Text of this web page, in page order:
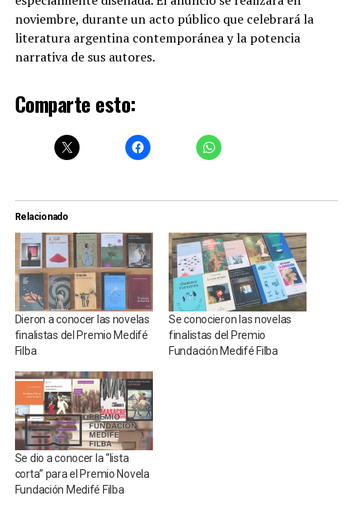
noviembre, durante un acto público que celebrará la
literatura argentina contemporánea y la potencia
narrativa de sus autores.
Comparte esto:
Relacionado
Dieron a conocer las novelas
finalistas del Premio Medifé
Filba
Se conocieron las novelas
finalistas del Premio
Fundación Medifé Filba
Se dio a conocer la “lista
corta” para el Premio Novela
Fundación Medifé Filba